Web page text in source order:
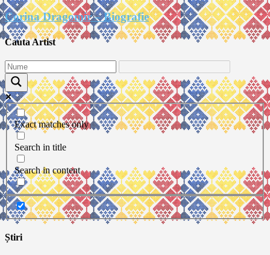
Corina Dragomir – Biografie
Cauta Artist
Exact matches only
Search in title
Search in content
Știri